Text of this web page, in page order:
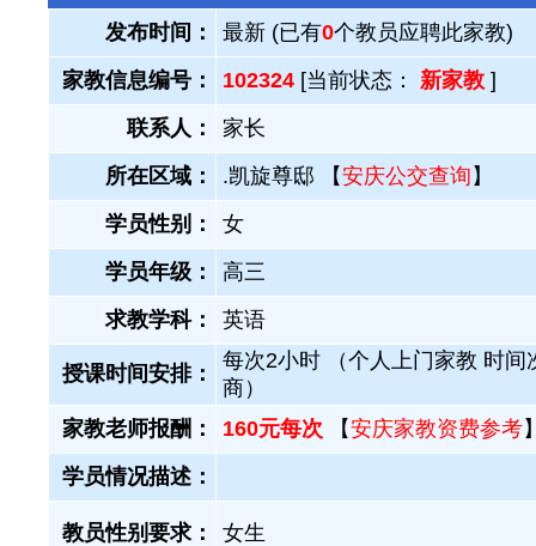
发布时间： 最新 (已有0个教员应聘此家教)
家教信息编号：
102324 [当前状态： 新家教 ]
联系人：
家长
所在区域：
.凯旋尊邸 【安庆公交查询 】
学员性别：
女
学员年级：
高三
求教学科：
英语
授课时间安排：
每次2小时 （个人上门家教 时间
商）
家教老师报酬：
160元每次 【安庆家教资费参考
学员情况描述：
教员性别要求： 女生